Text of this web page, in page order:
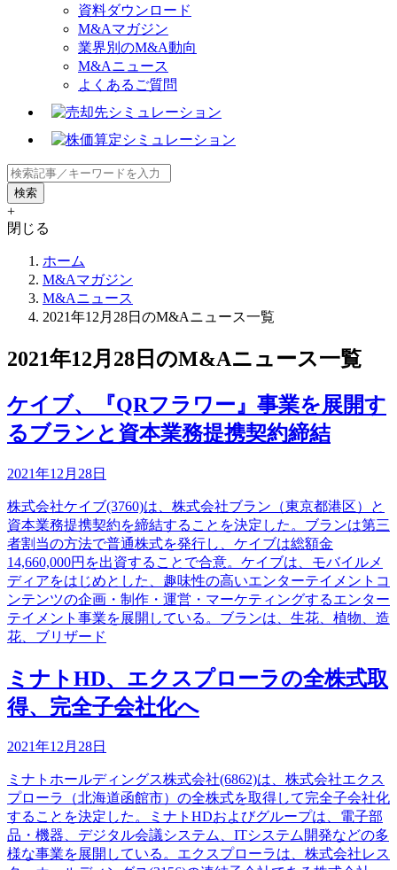
資料ダウンロード
M&Aマガジン
業界別のM&A動向
M&Aニュース
よくあるご質問
+
閉じる
ホーム
M&Aマガジン
M&Aニュース
2021年12月28日のM&Aニュース一覧
2021年12月28日のM&Aニュース一覧
ケイブ、『QRフラワー』事業を展開す
るブランと資本業務提携契約締結
2021年12月28日
株式会社ケイブ(3760)は、株式会社ブラン（東京都港区）と
資本業務提携契約を締結することを決定した。ブランは第三
者割当の方法で普通株式を発行し、ケイブは総額金
14,660,000円を出資することで合意。ケイブは、モバイルメ
ディアをはじめとした、趣味性の高いエンターテイメントコ
ンテンツの企画・制作・運営・マーケティングするエンター
テイメント事業を展開している。ブランは、生花、植物、造
花、ブリザード
ミナトHD、エクスプローラの全株式取
得、完全子会社化へ
2021年12月28日
ミナトホールディングス株式会社(6862)は、株式会社エクス
プローラ（北海道函館市）の全株式を取得して完全子会社化
することを決定した。ミナトHDおよびグループは、電子部
品・機器、デジタル会議システム、ITシステム開発などの多
様な事業を展開している。エクスプローラは、株式会社レス